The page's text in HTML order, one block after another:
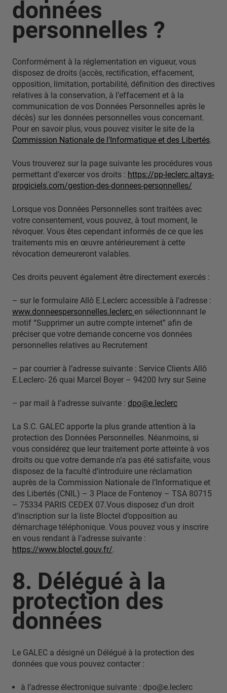
données
personnelles ?
Conformément à la réglementation en vigueur, vous
disposez de droits (accès, rectification, effacement,
opposition, limitation, portabilité, définition des directives
relatives à la conservation, à l’effacement et à la
communication de vos Données Personnelles après le
décès) sur les données personnelles vous concernant.
Pour en savoir plus, vous pouvez visiter le site de la
Commission Nationale de l’Informatique et des Libertés.
Vous trouverez sur la page suivante les procédures vous
permettant d’exercer vos droits : https://pp-leclerc.altays-
progiciels.com/gestion-des-donnees-personnelles/
Lorsque vos Données Personnelles sont traitées avec
votre consentement, vous pouvez, à tout moment, le
révoquer. Vous êtes cependant informés de ce que les
traitements mis en œuvre antérieurement à cette
révocation demeureront valables.
Ces droits peuvent également être directement exercés :
– sur le formulaire Allô E.Leclerc accessible à l’adresse :
www.donneespersonnelles.leclerc en sélectionnnant le
motif “Supprimer un autre compte internet” afin de
préciser que votre demande concerne vos données
personnelles relatives au Recrutement
– par courrier à l’adresse suivante : Service Clients Allô
E.Leclerc- 26 quai Marcel Boyer – 94200 Ivry sur Seine
– par mail à l’adresse suivante : dpo@e.leclerc
La S.C. GALEC apporte la plus grande attention à la
protection des Données Personnelles. Néanmoins, si
vous considérez que leur traitement porte atteinte à vos
droits ou que votre demande n’a pas été satisfaite, vous
disposez de la faculté d’introduire une réclamation
auprès de la Commission Nationale de l’Informatique et
des Libertés (CNIL) – 3 Place de Fontenoy – TSA 80715
– 75334 PARIS CEDEX 07.Vous disposez d’un droit
d’inscription sur la liste Bloctel d’opposition au
démarchage téléphonique. Vous pouvez vous y inscrire
en vous rendant à l’adresse suivante :
https://www.bloctel.gouv.fr/.
8. Délégué à la
protection des
données
Le GALEC a désigné un Délégué à la protection des
données que vous pouvez contacter :
à l’adresse électronique suivante : dpo@e.leclerc